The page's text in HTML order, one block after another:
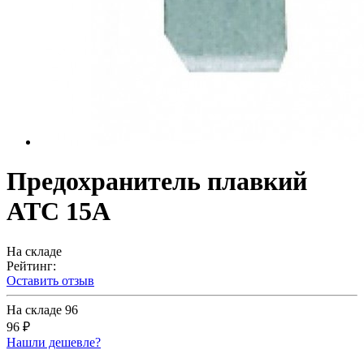
Предохранитель плавкий
ATC 15А
На складе
Рейтинг:
Оставить отзыв
На складе 96
96 ₽
Нашли дешевле?